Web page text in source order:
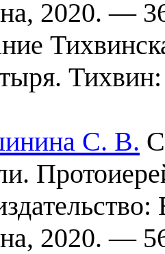
, 2020. —
С. В.
:
, 2020. —